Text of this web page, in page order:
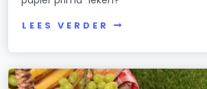
LEES VERDER